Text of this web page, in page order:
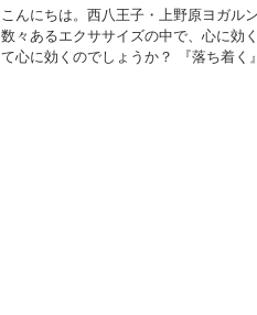
こんにちは。西八王子・上野原ヨガル
数々あるエクササイズの中で、心に効
て心に効くのでしょうか？ 『落ち着く